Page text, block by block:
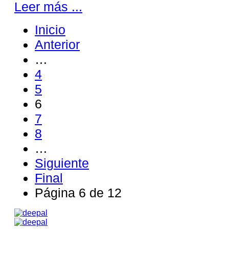
Leer más ...
Inicio
Anterior
…
4
5
6
7
8
…
Siguiente
Final
Página 6 de 12